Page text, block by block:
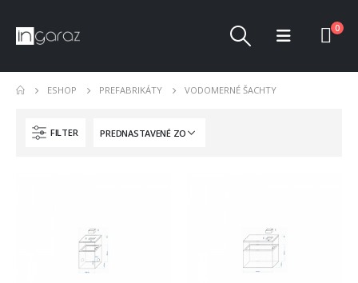
0
ESHOP PREFABRIKÁTY VODOMERNÉ ŠACHTY
FILTER